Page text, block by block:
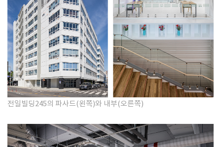
전일빌딩245의 파사드(왼쪽)와 내부(오른쪽)